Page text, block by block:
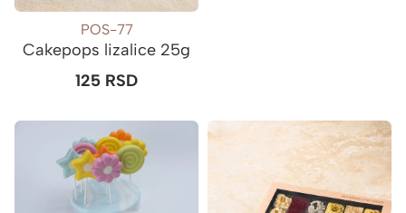
POS-77
Cakepops lizalice 25g
125 RSD